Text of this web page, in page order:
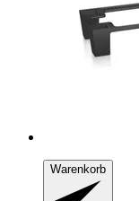
Warenkorb